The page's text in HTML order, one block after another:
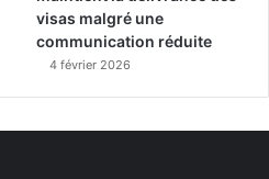
visas malgré une
communication réduite
4 février 2026